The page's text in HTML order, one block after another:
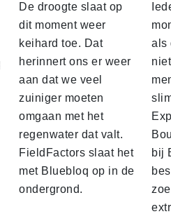
De droogte slaat op
dit moment weer
keihard toe. Dat
herinnert ons er weer
aan dat we veel
zuiniger moeten
omgaan met het
regenwater dat valt.
FieldFactors slaat het
met Bluebloq op in de
ondergrond.
als
bij